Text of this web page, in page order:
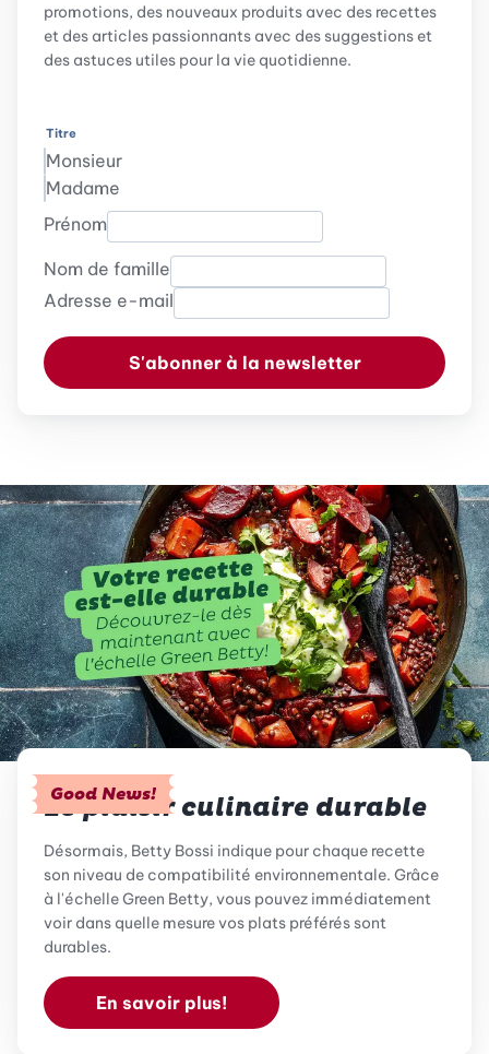
promotions, des nouveaux produits avec des recettes
et des articles passionnants avec des suggestions et
des astuces utiles pour la vie quotidienne.
Titre
Monsieur
Madame
Prénom
Nom de famille
Adresse e-mail
S'abonner à la newsletter
Good News!
Le plaisir culinaire durable
Désormais, Betty Bossi indique pour chaque recette
son niveau de compatibilité environnementale. Grâce
à l'échelle Green Betty, vous pouvez immédiatement
voir dans quelle mesure vos plats préférés sont
durables.
En savoir plus!